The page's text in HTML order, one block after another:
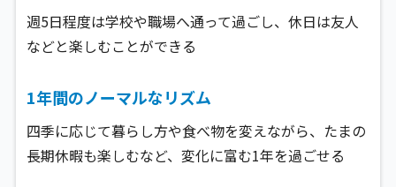
週5日程度は学校や職場へ通って過ごし、休日は友人
などと楽しむことができる
1年間のノーマルなリズム
四季に応じて暮らし方や食べ物を変えながら、たまの
長期休暇も楽しむなど、変化に富む1年を過ごせる